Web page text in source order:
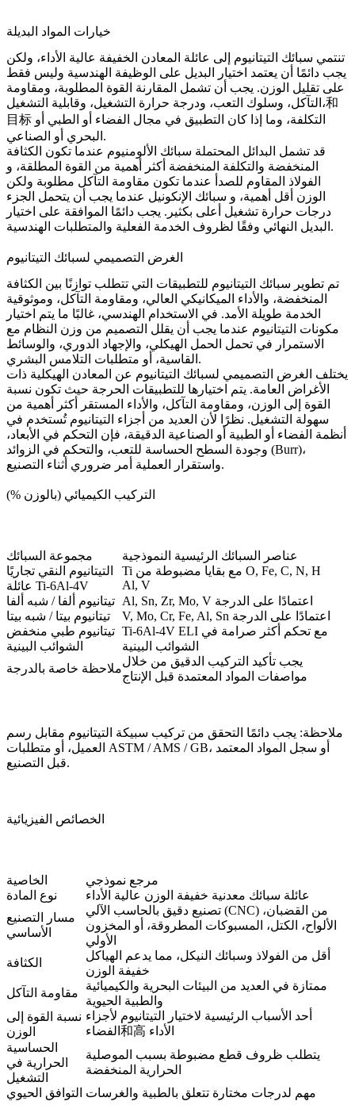
خيارات المواد البديلة
تنتمي سبائك التيتانيوم إلى عائلة المعادن الخفيفة عالية الأداء، ولكن
يجب دائمًا أن يعتمد اختيار البديل على الوظيفة الهندسية وليس فقط
على تقليل الوزن. يجب أن تشمل المقارنة القوة المطلوبة، ومقاومة
التآكل، وسلوك التعب، ودرجة حرارة التشغيل، وقابلية التشغيل،和
目标 التكلفة، وما إذا كان التطبيق في مجال الفضاء أو الطبي أو
البحري أو الصناعي.
قد تشمل البدائل المحتملة سبائك الألومنيوم عندما تكون الكثافة
المنخفضة والتكلفة المنخفضة أكثر أهمية من القوة المطلقة، و
الفولاذ المقاوم للصدأ
عندما تكون مقاومة التآكل مطلوبة ولكن
الوزن أقل أهمية، و سبائك الإنكونيل عندما يجب أن يتحمل الجزء
درجات حرارة تشغيل أعلى بكثير. يجب دائمًا الموافقة على اختيار
البديل النهائي وفقًا لظروف الخدمة الفعلية والمتطلبات الهندسية.
الغرض التصميمي لسبائك التيتانيوم
تم تطوير سبائك التيتانيوم للتطبيقات التي تتطلب توازنًا بين الكثافة
المنخفضة، والأداء الميكانيكي العالي، ومقاومة التآكل، وموثوقية
الخدمة طويلة الأمد. في الاستخدام الهندسي، غالبًا ما يتم اختيار
مكونات التيتانيوم عندما يجب أن يقلل التصميم من وزن النظام مع
الاستمرار في تحمل الحمل الهيكلي، والإجهاد الدوري، والوسائط
القاسية، أو متطلبات التلامس البشري.
يختلف الغرض التصميمي لسبائك التيتانيوم عن المعادن الهيكلية ذات
الأغراض العامة. يتم اختيارها للتطبيقات الحرجة حيث تكون نسبة
القوة إلى الوزن، ومقاومة التآكل، والأداء المستقر أكثر أهمية من
سهولة التشغيل. نظرًا لأن العديد من أجزاء التيتانيوم تُستخدم في
أنظمة الفضاء أو الطبية أو الصناعية الدقيقة، فإن التحكم في الأبعاد،
وجودة السطح الحساسة للتعب، والتحكم في الزوائد (Burr)،
واستقرار العملية أمر ضروري أثناء التصنيع.
التركيب الكيميائي (بالوزن %)
مجموعة السبائك
عناصر السبائك الرئيسية النموذجية
التيتانيوم النقي تجاريًا
Ti مع بقايا مضبوطة من O, Fe, C, N, H
عائلة Ti-6Al-4V
Al, V
تيتانيوم ألفا / شبه ألفا
Al, Sn, Zr, Mo, V اعتمادًا على الدرجة
تيتانيوم بيتا / شبه بيتا
V, Mo, Cr, Fe, Al, Sn اعتمادًا على الدرجة
تيتانيوم طبي منخفض
الشوائب البينية
Ti-6Al-4V ELI مع تحكم أكثر صرامة في
الشوائب البينية
ملاحظة خاصة بالدرجة
يجب تأكيد التركيب الدقيق من خلال
مواصفات المواد المعتمدة قبل الإنتاج
ملاحظة: يجب دائمًا التحقق من تركيب سبيكة التيتانيوم مقابل رسم
العميل، أو متطلبات ASTM / AMS / GB، أو سجل المواد المعتمد
قبل التصنيع.
الخصائص الفيزيائية
الخاصية
مرجع نموذجي
نوع المادة
عائلة سبائك معدنية خفيفة الوزن عالية الأداء
مسار التصنيع
الأساسي
تصنيع دقيق بالحاسب الآلي (CNC) من القضبان،
الألواح، الكتل، المسبوكات المطروقة، أو المخزون
الأولي
الكثافة
أقل من الفولاذ وسبائك النيكل، مما يدعم الهياكل
خفيفة الوزن
مقاومة التآكل
ممتازة في العديد من البيئات البحرية والكيميائية
والطبية الحيوية
نسبة القوة إلى
الوزن
أحد الأسباب الرئيسية لاختيار التيتانيوم لأجزاء
الفضاء和高 الأداء
الحساسية
الحرارية في
التشغيل
يتطلب ظروف قطع مضبوطة بسبب الموصلية
الحرارية المنخفضة
التوافق الحيوي مهم لدرجات مختارة تتعلق بالطبية والغرسات